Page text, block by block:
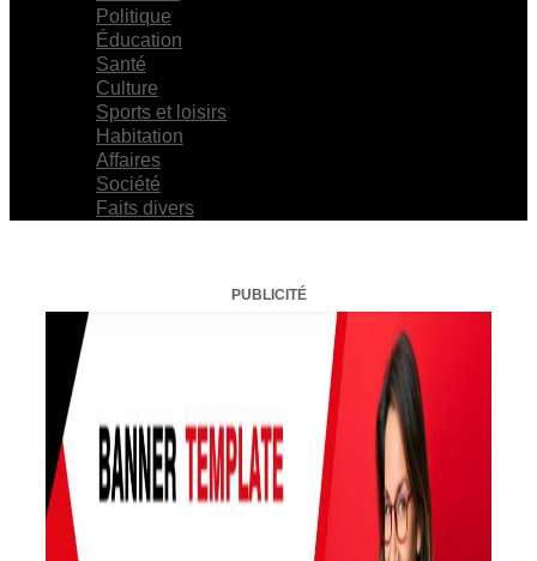
Politique
Éducation
Santé
Culture
Sports et loisirs
Habitation
Affaires
Société
Faits divers
PUBLICITÉ